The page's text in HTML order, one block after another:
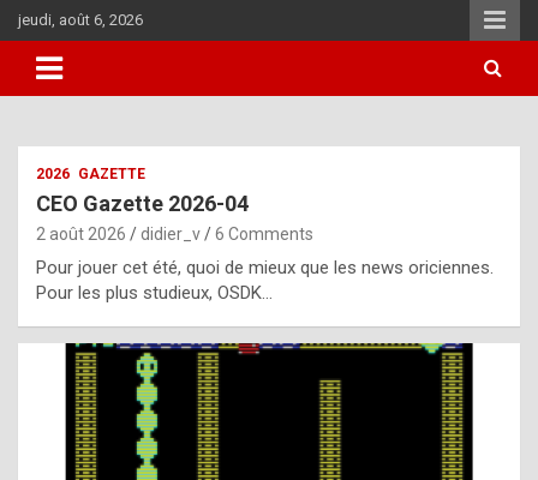
Skip
to
content
jeudi, août 6, 2026
i
u
l
2026 GAZETTE
CEO Gazette 2026-04
2 août 2026 didier_v 6 Comments
Pour jouer cet été, quoi de mieux que les news oriciennes.
Pour les plus studieux, OSDK…